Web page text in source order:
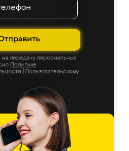
передачу персональных
Политике
Пользовательскому